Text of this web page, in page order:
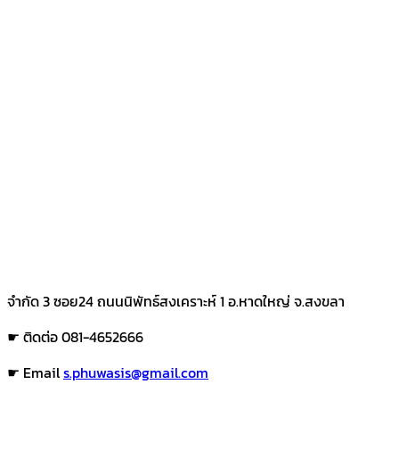
จำกัด 3 ซอย24 ถนนนิพัทธ์สงเคราะห์ 1 อ.หาดใหญ่ จ.สงขลา
☛ ติดต่อ 081-4652666
☛ Emails.phuwasis@gmail.com